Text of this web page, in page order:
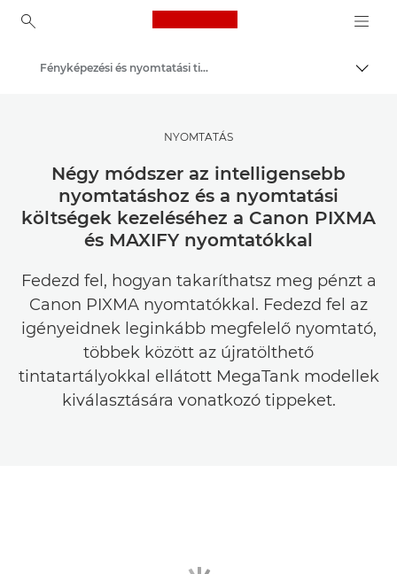
Canon Logo, back to
Meríts inspirációt | Tippek fényképezéshez és nyomtatáshoz, valamint vásárlói útmutatók
Fényképezési és nyomtatási tippek és technikák
NYOMTATÁS
Négy módszer az intelligensebb
nyomtatáshoz és a nyomtatási
költségek kezeléséhez a Canon PIXMA
és MAXIFY nyomtatókkal
Fedezd fel, hogyan takaríthatsz meg pénzt a
Canon PIXMA nyomtatókkal. Fedezd fel az
igényeidnek leginkább megfelelő nyomtató,
többek között az újratölthető
tintatartályokkal ellátott MegaTank modellek
kiválasztására vonatkozó tippeket.